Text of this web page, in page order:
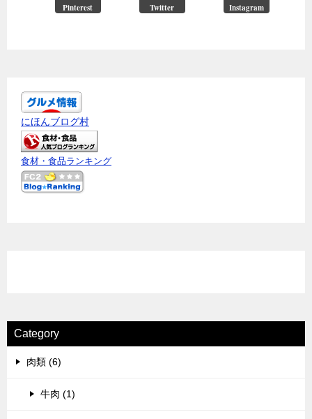
Pinterest Twitter Instagram
にほんブログ村
食材・食品ランキング
Category
肉類 (6)
牛肉 (1)